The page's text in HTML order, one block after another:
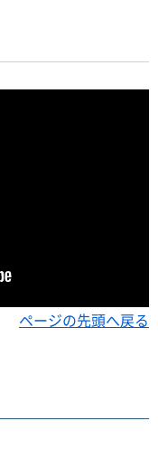
ページの先頭へ戻る